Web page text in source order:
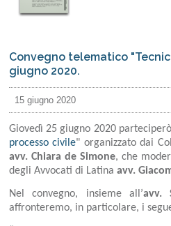
Convegno telematico
giugno 2020.
15 giugno 2020
Giovedì 25 giugno 2020
processo civile" organizzato dai
avv. Chiara de Simone, che
degli Avvocati di Latina avv.
Nel convegno, insieme all’avv.
affronteremo, in particolare, i